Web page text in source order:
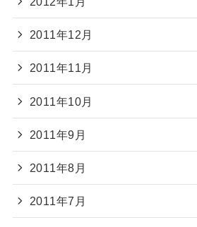
2011年12月
2011年11月
2011年10月
2011年9月
2011年8月
2011年7月